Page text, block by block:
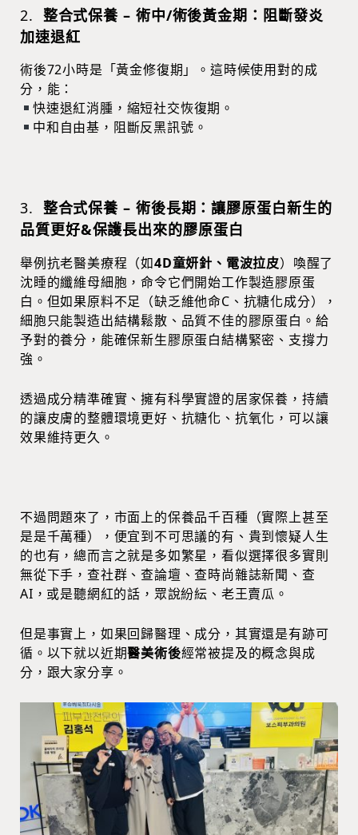
2. 整合式保養 – 術中/術後黃金期：阻斷發炎
加速退紅
術後72小時是「黃金修復期」。這時候使用對的成
分，能：
快速退紅消腫，縮短社交恢復期。
中和自由基，阻斷反黑訊號。
3. 整合式保養 – 術後長期：讓膠原蛋白新生的
品質更好&保護長出來的膠原蛋白
舉例抗老醫美療程（如4D童妍針、電波拉皮）喚醒了
沈睡的纖維母細胞，命令它們開始工作製造膠原蛋
白。但如果原料不足（缺乏維他命C、抗糖化成分），
細胞只能製造出結構鬆散、品質不佳的膠原蛋白。給
予對的養分，能確保新生膠原蛋白結構緊密、支撐力
強。
透過成分精準確實、擁有科學實證的居家保養，持續
的讓皮膚的整體環境更好、抗糖化、抗氧化，可以讓
效果維持更久。
不過問題來了，市面上的保養品千百種（實際上甚至
是是千萬種），便宜到不可思議的有、貴到懷疑人生
的也有，總而言之就是多如繁星，看似選擇很多實則
無從下手，查社群、查論壇、查時尚雜誌新聞、查
AI，或是聽網紅的話，眾說紛紜、老王賣瓜。
但是事實上，如果回歸醫理、成分，其實還是有跡可
循。以下就以近期醫美術後經常被提及的概念與成
分，跟大家分享。